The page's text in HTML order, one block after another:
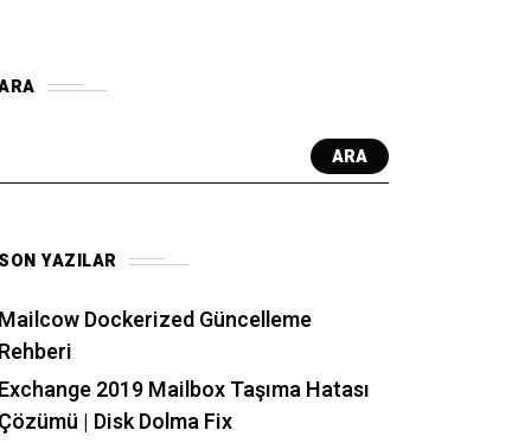
ARA
YAZILAR
Dockerized Güncelleme
2019 Mailbox Taşıma Hatası
| Disk Dolma Fix